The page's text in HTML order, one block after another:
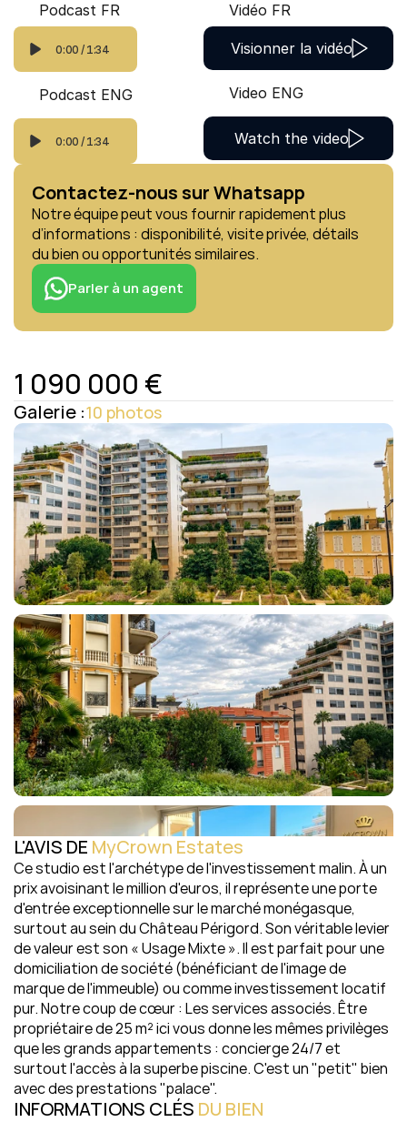
Podcast FR
0:00 / 1:34
Podcast ENG
0:00 / 1:34
Vidéo FR
Visionner la vidéo
Video ENG
Watch the video
Contactez-nous sur Whatsapp
Notre équipe peut vous fournir rapidement plus
d’informations : disponibilité, visite privée, détails
du bien ou opportunités similaires.
Parler à un agent
1 090 000 €
Galerie :10 photos
L'AVIS DE MyCrown Estates
Ce studio est l'archétype de l'investissement malin. À un
prix avoisinant le million d'euros, il représente une porte
d'entrée exceptionnelle sur le marché monégasque,
surtout au sein du Château Périgord. Son véritable levier
de valeur est son « Usage Mixte ». Il est parfait pour une
domiciliation de société (bénéficiant de l'image de
marque de l'immeuble) ou comme investissement locatif
pur. Notre coup de cœur : Les services associés. Être
propriétaire de 25 m² ici vous donne les mêmes privilèges
que les grands appartements : concierge 24/7 et
surtout l'accès à la superbe piscine. C'est un "petit" bien
avec des prestations "palace".
INFORMATIONS CLÉS DU BIEN